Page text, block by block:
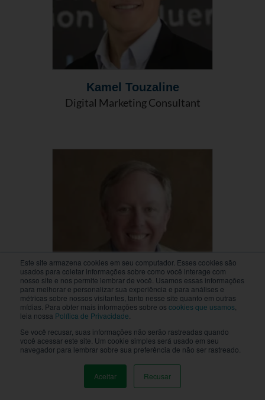
Este site armazena cookies em seu computador. Esses cookies são
usados para coletar informações sobre como você interage com
nosso site e nos permite lembrar de você. Usamos essas informações
para melhorar e personalizar sua experiência e para análises e
métricas sobre nossos visitantes, tanto nesse site quanto em outras
mídias. Para obter mais informações sobre os cookies que usamos
leia nossa Política de Privacidade
Se você recusar, suas informações não serão rastreadas quando
você acessar este site. Um cookie simples será usado em seu
navegador para lembrar sobre sua preferência de não ser rastreado.
Aceitar Recusar
Kamel Touzaline
Digital Marketing Consultant
Kevin Dean
Digital Marketing Consultant